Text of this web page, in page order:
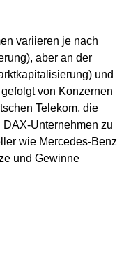
variieren je nach
aber an der
und
von Konzernen
Telekom, die
Unternehmen zu
wie Mercedes-Benz
und Gewinne